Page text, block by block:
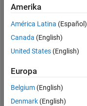
Aktiv
seit
2022
0
Following:
0
Amerika
América Latina (Español)
Canada (English)
United States (English)
Europa
Belgium (English)
Denmark (English)